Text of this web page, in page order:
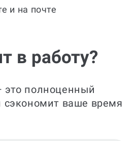
и на почте
в работу?
полноценный
сэкономит ваше время